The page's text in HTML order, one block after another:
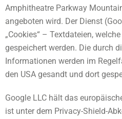
Amphitheatre Parkway
angeboten wird. Der Dienst
„Cookies“ – Textdateien,
gespeichert werden. Die durch
Informationen werden im
den USA gesandt und dort
Google LLC hält das
ist unter dem Privacy-Shield-